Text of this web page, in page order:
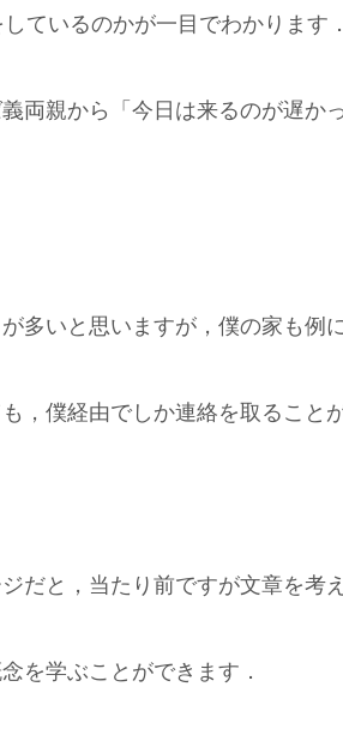
ているのかが一目でわかります．
両親から「今日は来るのが遅
多いと思いますが，僕の家も例
，僕経由でしか連絡を取ること
だと，当たり前ですが文章を考
を学ぶことができます．